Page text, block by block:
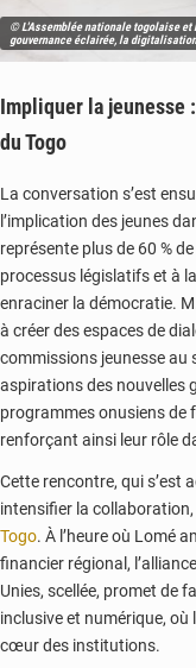
© L'Assemblée nationale togolaise et
gouvernance éclairée, la
Impliquer la jeunesse
du Togo
La conversation s’est
l’implication des jeunes
représente plus de 60 %
processus législatifs et à
enraciner la démocratie.
à créer des espaces de
commissions jeunesse au
aspirations des nouvelles
programmes onusiens de
renforçant ainsi leur rôle
Cette rencontre, qui s’est
intensifier la
Togo. À l’heure où Lomé
financier régional,
Unies, scellée, promet de
inclusive et numérique, où
cœur des institutions.